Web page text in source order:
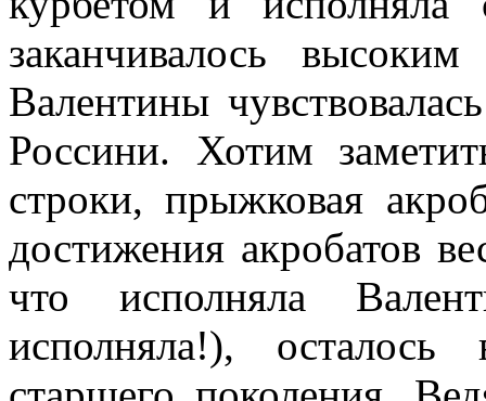
заканчивалось
Валентины
Россини. Хотим
строки, прыжковая
достижения акробатов
что исполняла
исполняла!),